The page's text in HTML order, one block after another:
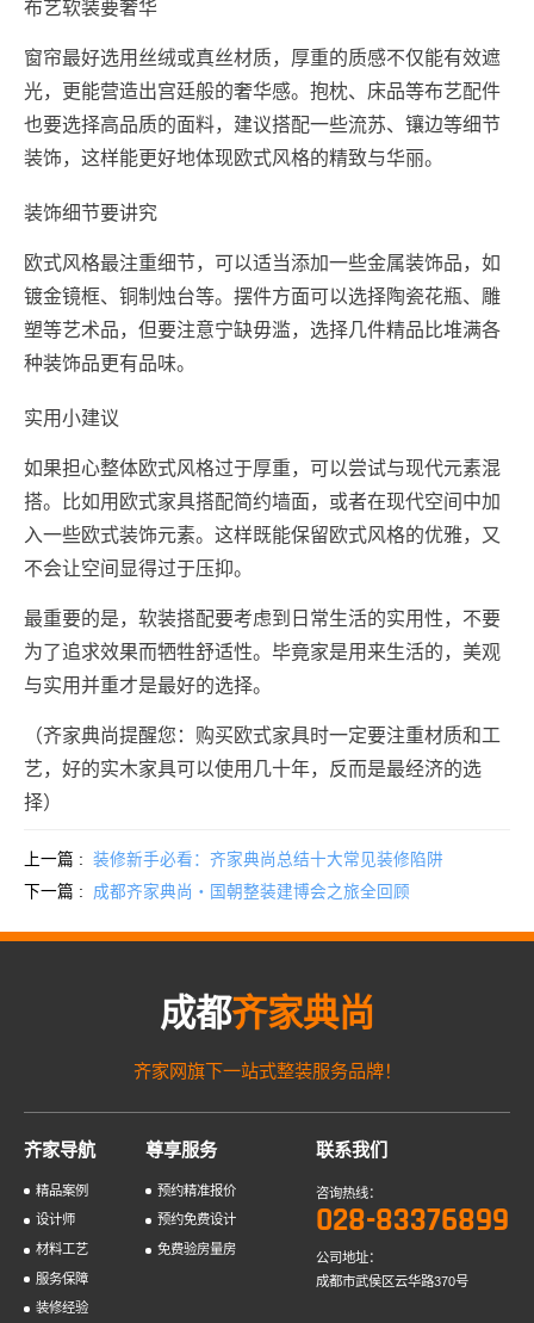
布艺软装要奢华
窗帘最好选用丝绒或真丝材质，厚重的质感不仅能有效遮
光，更能营造出宫廷般的奢华感。抱枕、床品等布艺配件
也要选择高品质的面料，建议搭配一些流苏、镶边等细节
装饰，这样能更好地体现欧式风格的精致与华丽。
装饰细节要讲究
欧式风格最注重细节，可以适当添加一些金属装饰品，如
镀金镜框、铜制烛台等。摆件方面可以选择陶瓷花瓶、雕
塑等艺术品，但要注意宁缺毋滥，选择几件精品比堆满各
种装饰品更有品味。
实用小建议
如果担心整体欧式风格过于厚重，可以尝试与现代元素混
搭。比如用欧式家具搭配简约墙面，或者在现代空间中加
入一些欧式装饰元素。这样既能保留欧式风格的优雅，又
不会让空间显得过于压抑。
最重要的是，软装搭配要考虑到日常生活的实用性，不要
为了追求效果而牺牲舒适性。毕竟家是用来生活的，美观
与实用并重才是最好的选择。
（齐家典尚提醒您：购买欧式家具时一定要注重材质和工
艺，好的实木家具可以使用几十年，反而是最经济的选
择）
上一篇 : 装修新手必看：齐家典尚总结十大常见装修陷阱
下一篇 :
成都齐家典尚・国朝整装建博会之旅全回顾
成都齐家典尚
齐家网旗下一站式整装服务品牌！
齐家导航
精品案例
设计师
材料工艺
服务保障
装修经验
尊享服务
预约精准报价
预约免费设计
免费验房量房
联系我们
咨询热线：
028-83376899
公司地址：
成都市武侯区云华路370号